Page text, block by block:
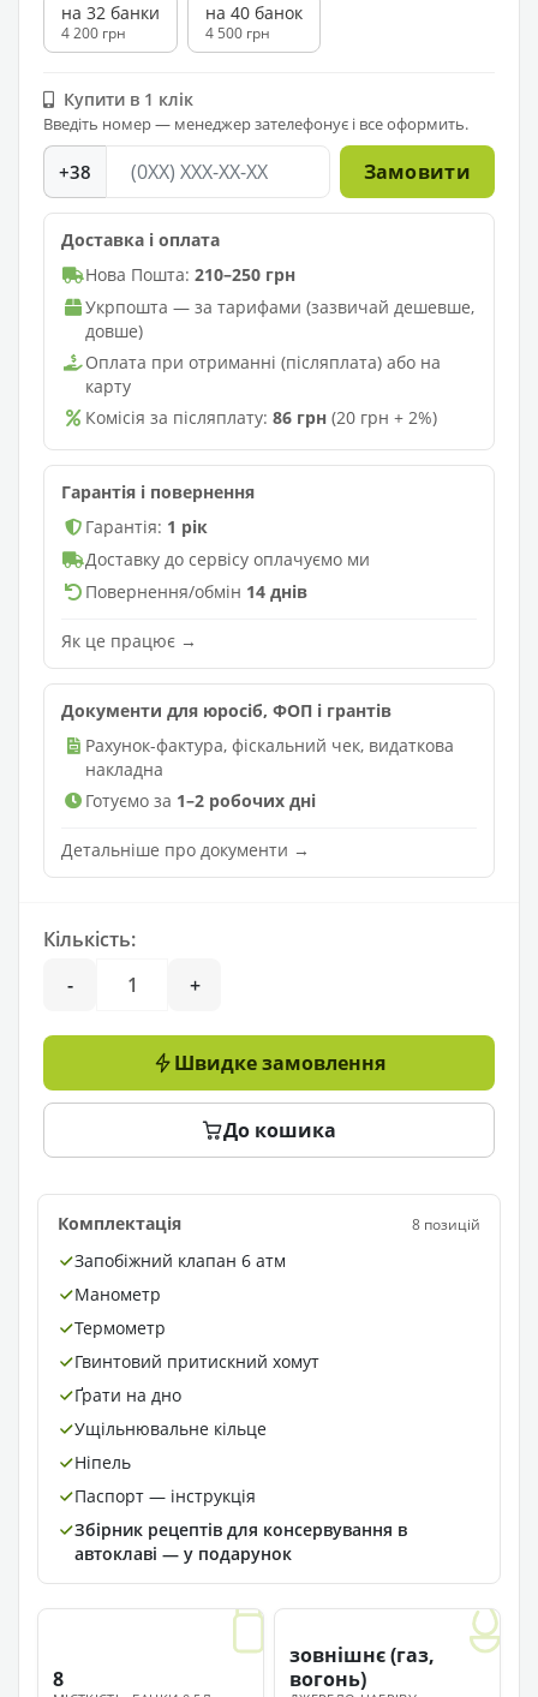
на 32 банки
4 200 грн
на 40 банок
4 500 грн
Купити в 1 клік
Введіть номер — менеджер зателефонує і все оформить.
+38 Замовити
Доставка і оплата
Нова Пошта: 210–250 грн
Укрпошта — за тарифами (зазвичай дешевше,
довше)
Оплата при отриманні (післяплата) або на
карту
Комісія за післяплату: 86 грн (20 грн + 2%)
Гарантія і повернення
Гарантія: 1 рік
Доставку до сервісу оплачуємо ми
Повернення/обмін 14 днів
Як це працює →
Документи для юросіб, ФОП і грантів
Рахунок-фактура, фіскальний чек, видаткова
накладна
Готуємо за 1–2 робочих дні
Детальніше про документи →
Кількість:
-
+
Швидке замовлення
До кошика
Комплектація 8 позицій
Запобіжний клапан 6 атм
Манометр
Термометр
Гвинтовий притискний хомут
Ґрати на дно
Ущільнювальне кільце
Ніпель
Паспорт — інструкція
Збірник рецептів для консервування в
автоклаві — у подарунок
8
зовнішнє (газ,
вогонь)